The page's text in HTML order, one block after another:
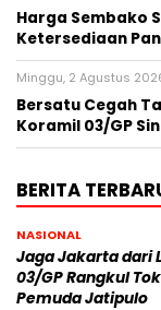
Harga Sembako
Ketersediaan
Minggu, 2 Agustus
Bersatu Cegah
Koramil 03/GP
BERITA
NASIONAL
Jaga Jakarta dari
03/GP Rangkul
Pemuda Jatipulo